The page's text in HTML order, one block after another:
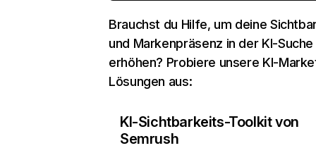
Brauchst du Hilfe, um deine
und Markenpräsenz in der KI-Suche
erhöhen? Probiere unsere KI-
Lösungen aus:
KI-Sichtbarkeits-Toolkit von
Semrush